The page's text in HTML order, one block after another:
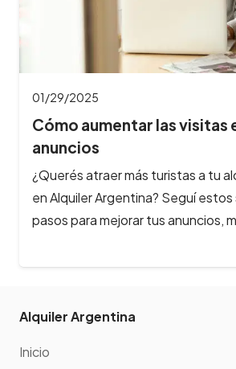
01/29/2025
Cómo aumentar las visitas
anuncios
¿Querés atraer más turistas a tu
en Alquiler Argentina? Seguí estos
pasos para mejorar tus anuncios,
Alquiler Argentina
Inicio